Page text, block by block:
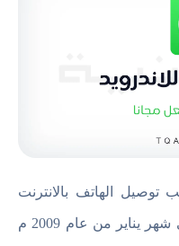
الهاتف بالانترنت
طوال الوقت. تم تطوير التطبيق في شهر يناير من عام 2009 م